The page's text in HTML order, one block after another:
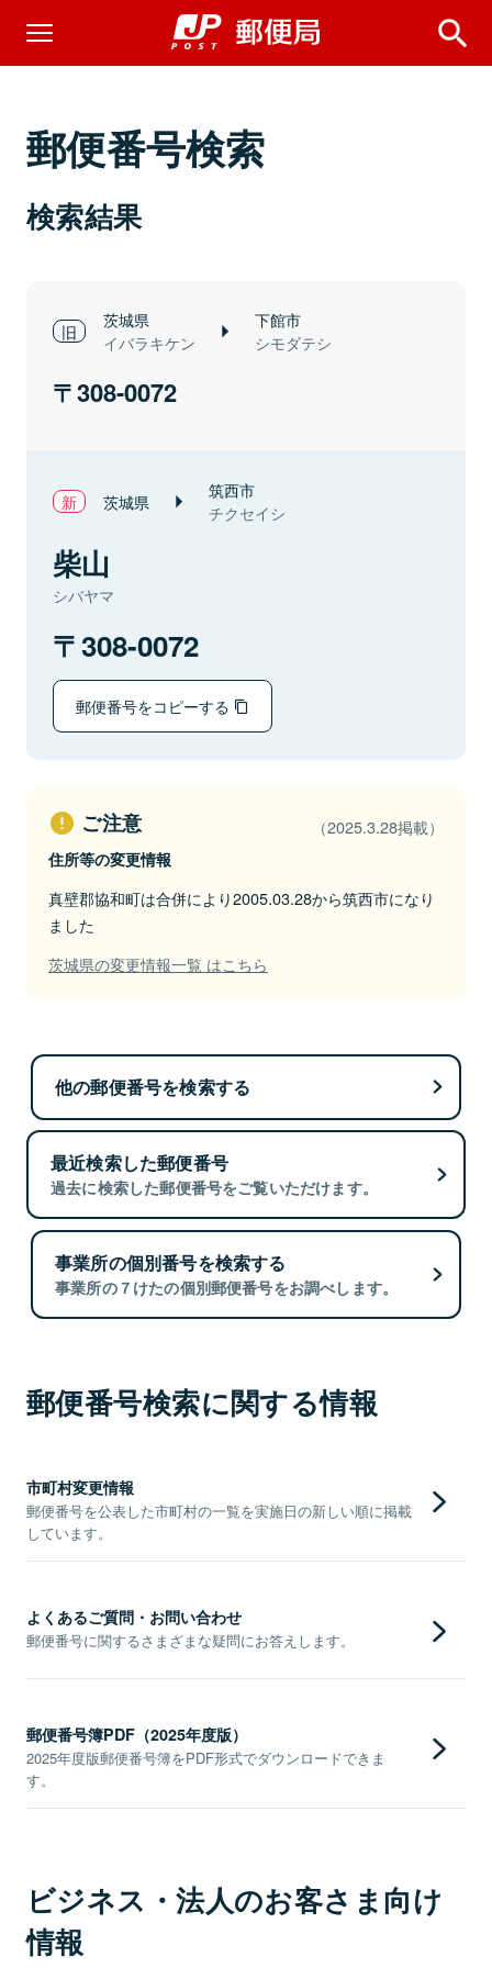
郵便番号検索
検索結果
茨城県
イバラキケン
下館市
シモダテシ
308-0072
茨城県 筑西市
チクセイシ
柴山
シバヤマ
308-0072
郵便番号をコピーする
ご注意 （2025.3.28掲載）
住所等の変更情報
真壁郡協和町は合併により2005.03.28から筑西市になり
ました
茨城県の変更情報一覧 はこちら
他の郵便番号を検索する
最近検索した郵便番号
過去に検索した郵便番号をご覧いただけます。
事業所の個別番号を検索する
事業所の７けたの個別郵便番号をお調べします。
郵便番号検索に関する情報
市町村変更情報
郵便番号を公表した市町村の一覧を実施日の新しい順に掲載
しています。
よくあるご質問・お問い合わせ
郵便番号に関するさまざまな疑問にお答えします。
郵便番号簿PDF（2025年度版）
2025年度版郵便番号簿をPDF形式でダウンロードできま
す。
ビジネス・法人のお客さま向け
情報